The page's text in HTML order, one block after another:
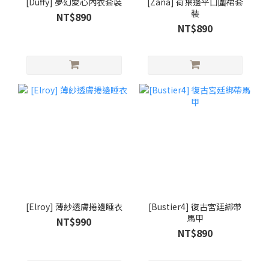
NT$890
裝
NT$890
[Elroy] 薄紗透膚捲邊睡衣
NT$990
[Bustier4] 復古宮廷綁帶
馬甲
NT$890